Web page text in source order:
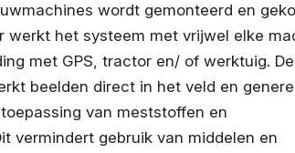
wordt gemonteerd en
werkt het systeem met vrijwel elke
met GPS, tractor en/ of werktuig.
beelden direct in het veld en
van meststoffen en
vermindert gebruik van middelen en